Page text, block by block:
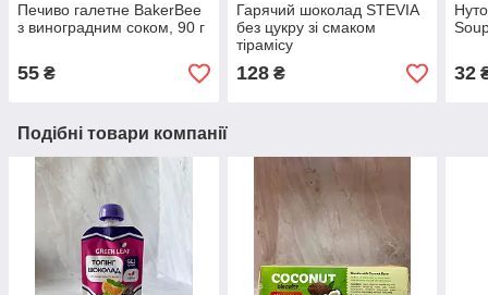
Печиво галетне BakerBee
з виноградним соком, 90 г
55 ₴
Гарячий шоколад STEVIA
без цукру зі смаком
тірамісу
128₴ 32
Подібні товари компанії